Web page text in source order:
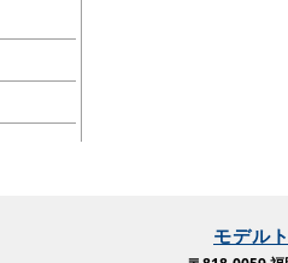
モデル